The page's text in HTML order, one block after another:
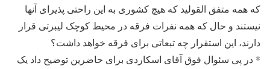
که همه متفق القولید که هیچ کشوری به این راحتی پذیرای آنها
نیستند و حال که همه نفرات فرقه در محیط کوچک لیبرتی قرار
دارند، این استقرار چه تبعاتی برای فرقه خواهد داشت؟
* در پی سئوال فوق آقای اسکاردی برای حاضرین توضیح داد یک